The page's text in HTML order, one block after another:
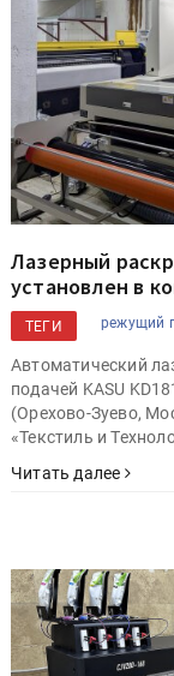
Лазерный
установлен в
ТЕГИ режущий
Автоматический
подачей KASU
(Орехово-Зуево,
«Текстиль и
Читать далее